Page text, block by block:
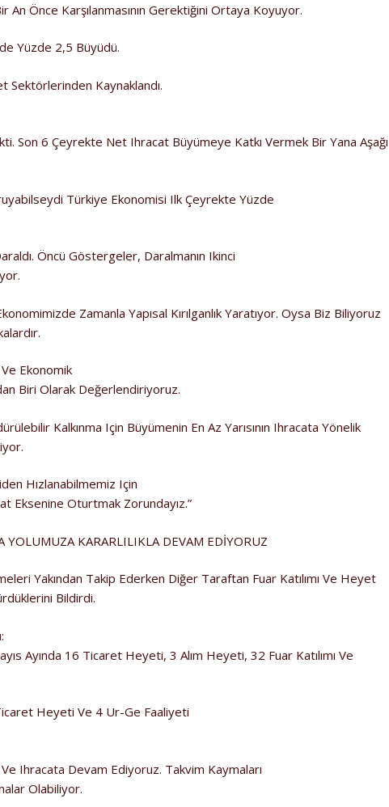
Önce Karşılanmasının Gerektiğini Ortaya Koyuyor.
Yüzde 2,5 Büyüdü.
Sektörlerinden Kaynaklandı.
Son 6 Çeyrekte Net Ihracat Büyümeye Katkı Vermek Bir Yana Aşağı
Türkiye Ekonomisi Ilk Çeyrekte Yüzde
Öncü Göstergeler, Daralmanın Ikinci
Zamanla Yapısal Kırılganlık Yaratıyor. Oysa Biz Biliyoruz
Ekonomik
Biri Olarak Değerlendiriyoruz.
Kalkınma Için Büyümenin En Az Yarısının Ihracata Yönelik
Hızlanabilmemiz Için
Eksenine Oturtmak Zorundayız.”
YOLUMUZA KARARLILIKLA DEVAM EDİYORUZ
Yakından Takip Ederken Diğer Taraftan Fuar Katılımı Ve Heyet
Bildirdi.
Ayında 16 Ticaret Heyeti, 3 Alım Heyeti, 32 Fuar Katılımı Ve
Heyeti Ve 4 Ur-Ge Faaliyeti
Ihracata Devam Ediyoruz. Takvim Kaymaları
Olabiliyor.